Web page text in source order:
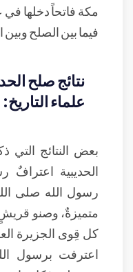
مكة فاتحاً دخلها
فيما بين الصلح وبين
نتائج صلح
علماء التاريخ:
بعض النتائج التي
الحديبية
رسول الله صلى
متميزةٌ، وصنو قريشٍ
كل قِوى الجزيرة
اعترفت برسول